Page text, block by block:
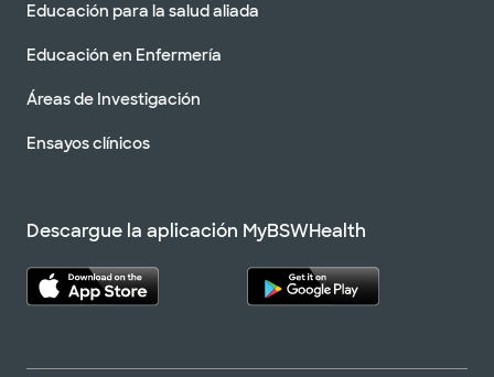
Educación para la salud aliada
Educación en Enfermería
Áreas de Investigación
Ensayos clínicos
Descargue la aplicación MyBSWHealth